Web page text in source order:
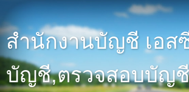
สำนักงานบัญชี เอส
บัญชี,ตรวจสอบบัญ